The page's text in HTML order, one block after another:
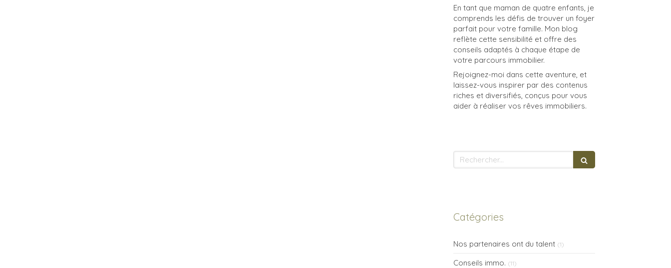
En tant que maman de quatre enfants, je
comprends les défis de trouver un foyer
parfait pour votre famille. Mon blog
reflète cette sensibilité et offre des
conseils adaptés à chaque étape de
votre parcours immobilier.
Rejoignez-moi dans cette aventure, et
laissez-vous inspirer par des contenus
riches et diversifiés, conçus pour vous
aider à réaliser vos rêves immobiliers.
Rechercher
Catégories
Nos partenaires ont du talent (1)
Conseils immo. (11)